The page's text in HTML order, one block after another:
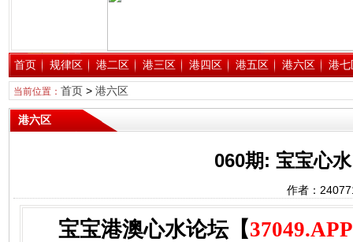
首页 规律区 港二区 港三区 港四区 港五区 港六区 港七
当前位置： 首页> 港六区
港六区
060期: 宝宝心
作者：
宝宝港澳心水论坛【37049.APP